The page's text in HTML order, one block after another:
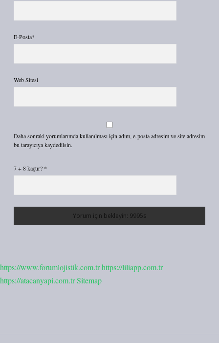
E-Posta*
Web Sitesi
Daha sonraki yorumlarımda kullanılması için adım, e-posta adresim ve site adresim
bu tarayıcıya kaydedilsin.
7 + 8 kaçtır? *
https://www.forumlojistik.com.trhttps://liliapp.com.tr
https://atacanyapi.com.trSitemap